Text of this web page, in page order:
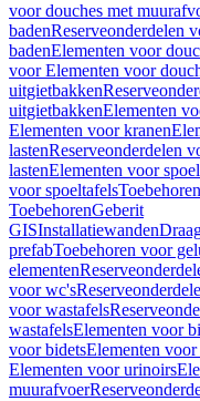
voor douches met
badenReserveonderdelen
badenElementen voor
voor Elementen voor
uitgietbakken
uitgietbakkenElementen
Elementen voor kranen
lastenReserveonderdelen
lastenElementen voor
voor spoeltafelsToebehoren
ToebehorenGeberit
GISInstallatiewanden
prefabToebehoren voor
elementen
voor wc's
voor wastafels
wastafelsElementen voor
voor bidetsElementen
Elementen voor urinoirs
muurafvoer